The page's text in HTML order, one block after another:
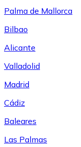
Palma de Mallorca
Bilbao
Alicante
Valladolid
Madrid
Cádiz
Baleares
Las Palmas